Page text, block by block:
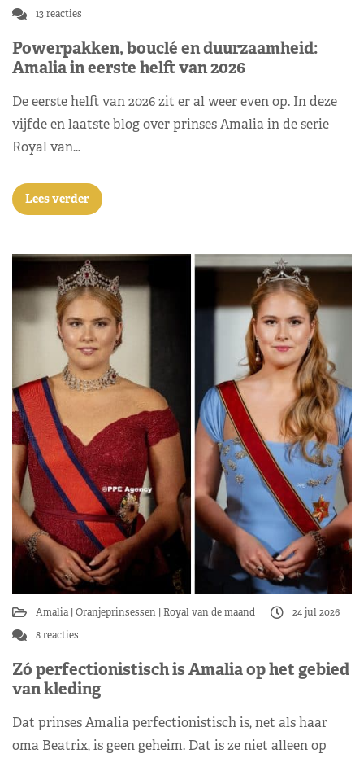
13 reacties
Powerpakken, bouclé en duurzaamheid:
Amalia in eerste helft van 2026
De eerste helft van 2026 zit er al weer even op. In deze
vijfde en laatste blog over prinses Amalia in de serie
Royal van…
Lees verder
Amalia Oranjeprinsessen Royal van de maand
24 jul 2026
8 reacties
Zó perfectionistisch is Amalia op het gebied
van kleding
Dat prinses Amalia perfectionistisch is, net als haar
oma Beatrix, is geen geheim. Dat is ze niet alleen op